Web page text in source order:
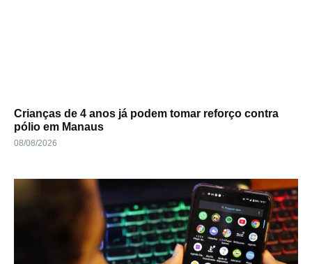
Crianças de 4 anos já podem tomar reforço contra
pólio em Manaus
08/08/2026